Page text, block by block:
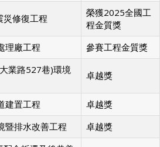
程金質獎
榮獲2025全國工
程金質獎
理廠工程
參賽工程金質獎
業路527巷)環境
建置工程
卓越獎
暨排水改善工程
卓越獎